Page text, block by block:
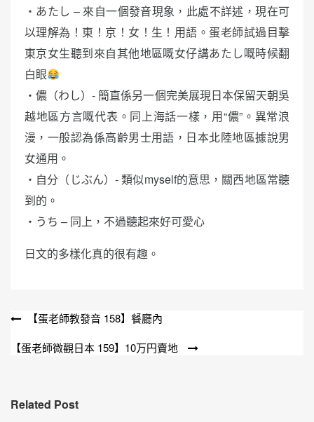
・あたし – 來自一個發音現象，此處不詳述，現在可
以理解為！東！京！女！生！用語。蛋老師試過目擊
東京女生聽到來自其他地區嘅女仔講あたし嘅時候翻
白眼
・儂（わし）- 簡直係另一個完美展現日本保留天朝吳
越地區方言嘅代表。同上海話一樣，用“儂”。異常浪
漫，一般認為係高齡男士用語，日本北陸地區據說男
女通用。
・自分（じぶん）- 類似myself的意思，關西地區常聽
到的。
・うち – 同上，不過聽起來好可愛心
日文的多樣化真的很有趣。
文
章
【蛋老師教發音 158】餐廳內
【蛋老師微觀日本 159】10万円賣地
Related Post